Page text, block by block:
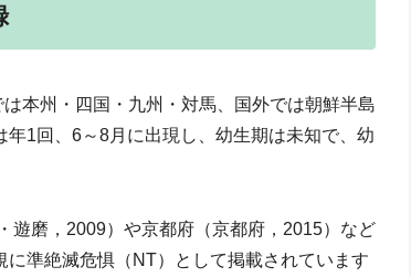
本州・四国・九州・対馬、国外では朝鮮半島
1回、6～8月に出現し、幼生期は未知で、幼
遊磨，2009）や京都府（京都府，2015）など
準絶滅危惧（NT）として掲載されています